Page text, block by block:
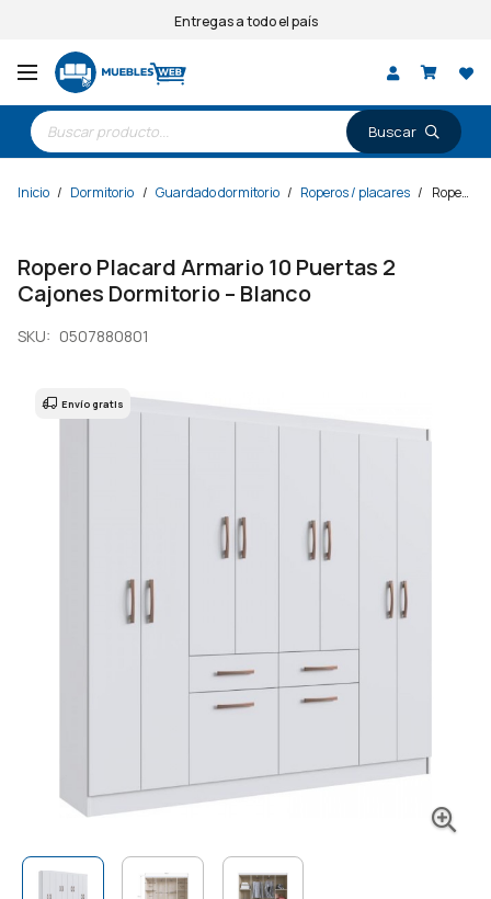
Entregas a todo el país
Búsqueda
de
productos
Inicio / Dormitorio / Guardado dormitorio / Roperos / placares / Ropero Placard Armario 10 Puertas 2 Cajones Dormitorio – Blanco
Ropero Placard Armario 10 Puertas 2
Cajones Dormitorio – Blanco
SKU: 0507880801
Envío gratis